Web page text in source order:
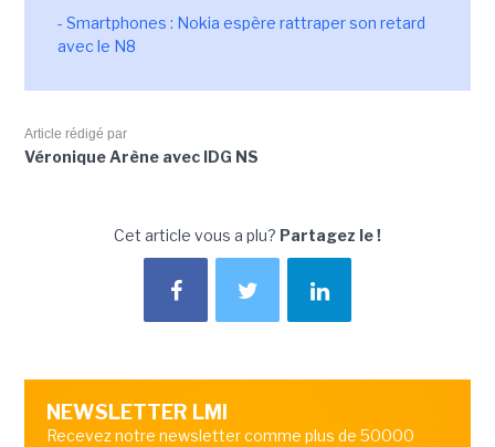
- Smartphones : Nokia espère rattraper son retard
avec le N8
Article rédigé par
Véronique Arène avec IDG NS
Cet article vous a plu? Partagez le !
NEWSLETTER LMI
Recevez notre newsletter comme plus de 50000